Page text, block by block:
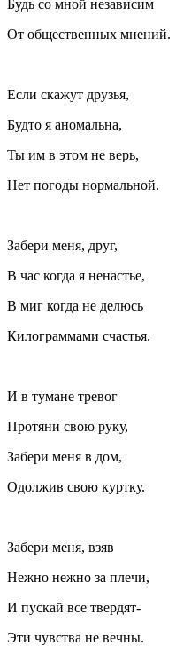
Будь со мной независим
От общественных мнений.
Если скажут друзья,
Будто я аномальна,
Ты им в этом не верь,
Нет погоды нормальной.
Забери меня, друг,
В час когда я ненастье,
В миг когда не делюсь
Килограммами счастья.
И в тумане тревог
Протяни свою руку,
Забери меня в дом,
Одолжив свою куртку.
Забери меня, взяв
Нежно нежно за плечи,
И пускай все твердят-
Эти чувства не вечны.